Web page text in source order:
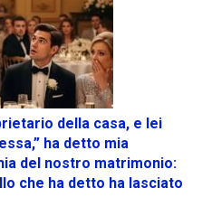
della casa, e lei
ha detto mia
del nostro matrimonio:
che ha detto ha lasciato